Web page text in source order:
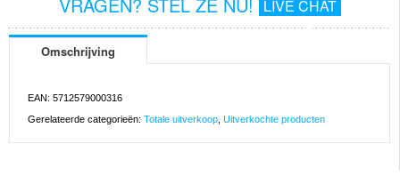
LIVE CHAT
Omschrijving
EAN: 5712579000316
Gerelateerde categorieën: Totale uitverkoop Uitverkochte producten